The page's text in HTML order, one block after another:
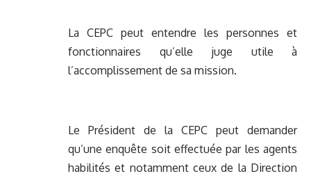
La CEPC peut entendre les personnes et
fonctionnaires qu’elle juge utile à
l’accomplissement de sa mission.
Le Président de la CEPC peut demander
qu’une enquête soit effectuée par les agents
habilités et notamment ceux de la Direction